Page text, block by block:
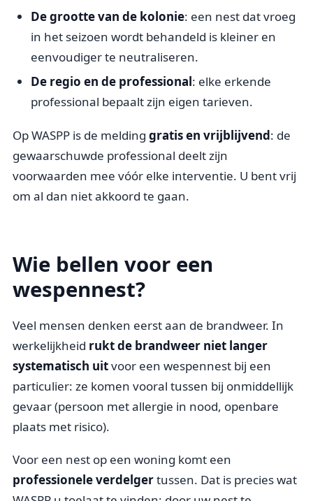
De grootte van de kolonie: een nest dat vroeg
in het seizoen wordt behandeld is kleiner en
eenvoudiger te neutraliseren.
De regio en de professional: elke erkende
professional bepaalt zijn eigen tarieven.
Op WASPP is de meldinggratis en vrijblijvend: de
gewaarschuwde professional deelt zijn
voorwaarden mee vóór elke interventie. U bent vrij
om al dan niet akkoord te gaan.
Wie bellen voor een
wespennest?
Veel mensen denken eerst aan de brandweer. In
werkelijkheid rukt de brandweer niet langer
systematisch uitvoor een wespennest bij een
particulier: ze komen vooral tussen bij onmiddellijk
gevaar (persoon met allergie in nood, openbare
plaats met risico).
Voor een nest op een woning komt een
professionele verdelgertussen. Dat is precies wat